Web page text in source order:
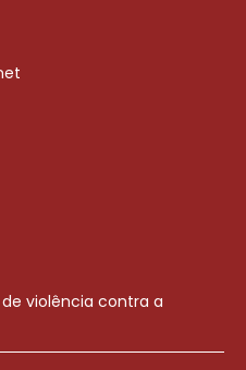
violência contra a